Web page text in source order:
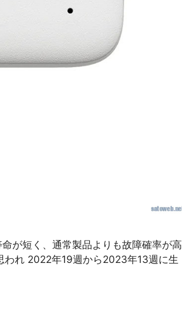
が短く、通常製品よりも故障確率が高
われ 2022年19週から2023年13週に生